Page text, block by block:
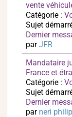
vente
Catégorie :
Sujet
Dernier
parJFR
Mandataire
France et
Catégorie :
Sujet
Dernier
par neri